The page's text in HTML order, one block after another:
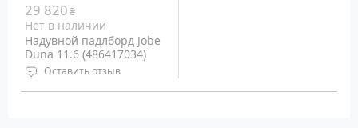
29 820₴
Нет в наличии
Надувной падлборд Jobe
Duna 11.6 (486417034)
Оставить отзыв
Тип: Надувная,